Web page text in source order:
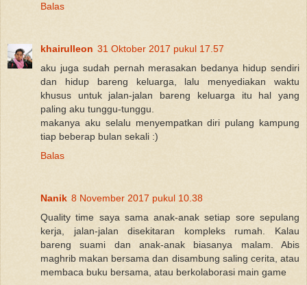
Balas
khairulleon 31 Oktober 2017 pukul 17.57
aku juga sudah pernah merasakan bedanya hidup sendiri
dan hidup bareng keluarga, lalu menyediakan waktu
khusus untuk jalan-jalan bareng keluarga itu hal yang
paling aku tunggu-tunggu.
makanya aku selalu menyempatkan diri pulang kampung
tiap beberap bulan sekali :)
Balas
Nanik 8 November 2017 pukul 10.38
Quality time saya sama anak-anak setiap sore sepulang
kerja, jalan-jalan disekitaran kompleks rumah. Kalau
bareng suami dan anak-anak biasanya malam. Abis
maghrib makan bersama dan disambung saling cerita, atau
membaca buku bersama, atau berkolaborasi main game